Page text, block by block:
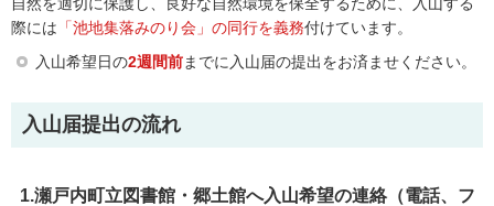
際には 「池地集落みのり会」の同行を義務付けています。
入山希望日の2週間前までに入山届の提出をお済ませください。
入山届提出の流れ
1.瀬戸内町立図書館・郷土館へ入山希望の連絡（電話、フ